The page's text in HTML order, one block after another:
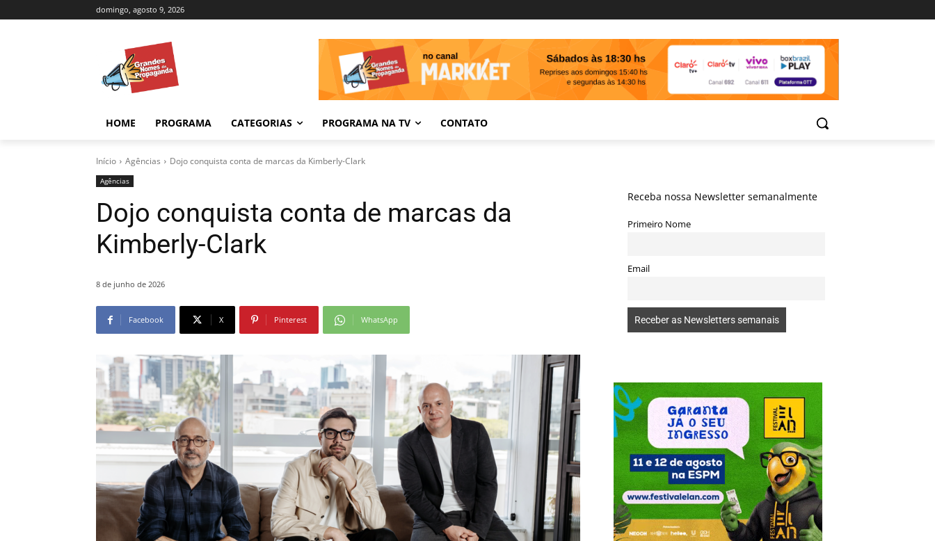
domingo, agosto 9, 2026
HOME PROGRAMA CATEGORIAS PROGRAMA NA TV CONTATO
Início Agências Dojo conquista conta de marcas da Kimberly-Clark
Agências
Dojo conquista conta de marcas da
Kimberly-Clark
8 de junho de 2026
Facebook X Pinterest WhatsApp
Receba nossa Newsletter semanalmente
Primeiro Nome
Email